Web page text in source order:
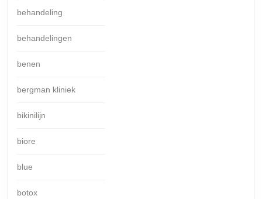
behandeling
behandelingen
benen
bergman kliniek
bikinilijn
biore
blue
botox